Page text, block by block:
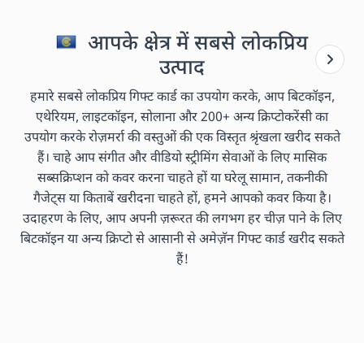
आपके क्षेत्र में सबसे लोकप्रिय
उत्पाद
हमारे सबसे लोकप्रिय गिफ्ट कार्ड का उपयोग करके, आप बिटकॉइन,
एथेरियम, लाइटकॉइन, सोलाना और 200+ अन्य क्रिप्टोकरेंसी का
उपयोग करके रोज़मर्रा की वस्तुओं की एक विस्तृत श्रृंखला खरीद सकते
हैं। चाहे आप संगीत और वीडियो स्ट्रीमिंग सेवाओं के लिए मासिक
सब्सक्रिप्शन को कवर करना चाहते हों या घरेलू सामान, तकनीकी
गैजेट्स या किताबें खरीदना चाहते हों, हमने आपको कवर किया है।
उदाहरण के लिए, आप अपनी ज़रूरत की लगभग हर चीज़ पाने के लिए
बिटकॉइन या अन्य क्रिप्टो से आसानी से अमेज़ॅन गिफ्ट कार्ड खरीद सकते
हैं!